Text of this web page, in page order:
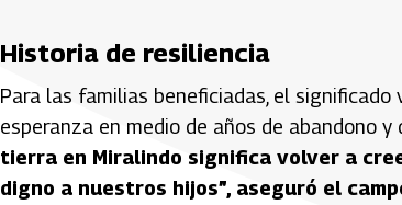
Historia de resiliencia
Para las familias beneficiadas, el
esperanza en medio de años de abandono
tierra en Miralindo significa volver a
digno a nuestros hijos”, aseguró el